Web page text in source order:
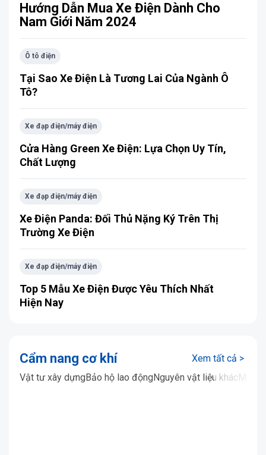
Hướng Dẫn Mua Xe Điện Dành Cho
Nam Giới Năm 2024
Ô tô điện
Tại Sao Xe Điện Là Tương Lai Của Ngành Ô
Tô?
Xe đạp điện/máy điện
Cửa Hàng Green Xe Điện: Lựa Chọn Uy Tín,
Chất Lượng
Xe đạp điện/máy điện
Xe Điện Panda: Đối Thủ Nặng Ký Trên Thị
Trường Xe Điện
Xe đạp điện/máy điện
Top 5 Mẫu Xe Điện Được Yêu Thích Nhất
Hiện Nay
Cẩm nang cơ khí
Xem tất cả >
Vật tư xây dựng Bảo hộ lao động Nguyên vật liệu khác Máy